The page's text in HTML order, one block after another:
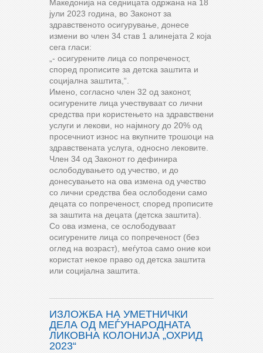
Македонија на седницата одржана на 18
јули 2023 година, во Законот за
здравственото осигурување, донесе
измени во член 34 став 1 алинејата 2 која
сега гласи:
„- осигурените лица со попреченост,
според прописите за детска заштита и
социјална заштита,“.
Имено, согласно член 32 од законот,
осигурените лица учествуваат со лични
средства при користењето на здравствени
услуги и лекови, но најмногу до 20% од
просечниот износ на вкупните трошоци на
здравствената услуга, односно лековите.
Член 34 од Законот го дефинира
ослободувањето од учество, и до
донесувањето на ова измена од учество
со лични средства беа ослободени само
децата со попреченост, според прописите
за заштита на децата (детска заштита).
Со ова измена, се ослободуваат
осигурените лица со попреченост (без
оглед на возраст), меѓутоа само оние кои
користат некое право од детска заштита
или социјална заштита.
ИЗЛОЖБА НА УМЕТНИЧКИ
ДЕЛА ОД МЕЃУНАРОДНАТА
ЛИКОВНА КОЛОНИЈА „ОХРИД
2023“